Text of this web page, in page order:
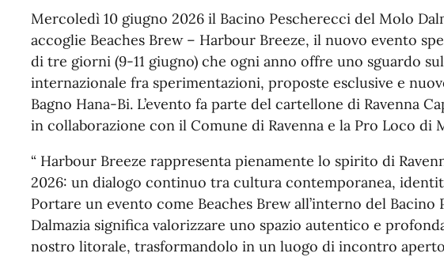
Mercoledì 10 giugno 2026 il Bacino Pescherecci del Molo
accoglie Beaches Brew – Harbour Breeze, il nuovo evento
di tre giorni (9-11 giugno) che ogni anno offre uno sguardo
internazionale fra sperimentazioni, proposte esclusive e
Bagno Hana-Bi. L’evento fa parte del cartellone di Ravenna
in collaborazione con il Comune di Ravenna e la Pro Loco di
“ Harbour Breeze rappresenta pienamente lo spirito di
2026: un dialogo continuo tra cultura contemporanea,
Portare un evento come Beaches Brew all’interno del
Dalmazia significa valorizzare uno spazio autentico e
nostro litorale, trasformandolo in un luogo di incontro